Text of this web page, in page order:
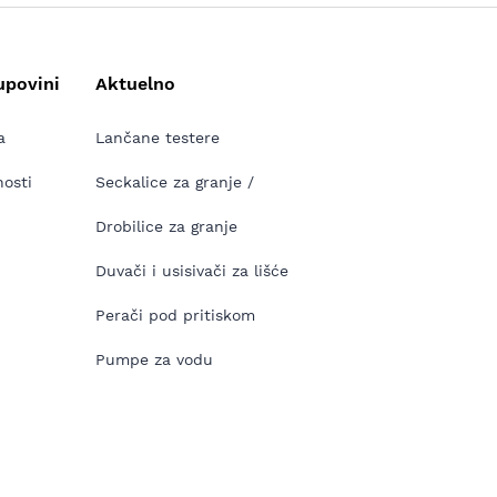
Aktuelno
Lančane testere
Seckalice za granje /
Drobilice za granje
Duvači i usisivači za lišće
Perači pod pritiskom
Pumpe za vodu